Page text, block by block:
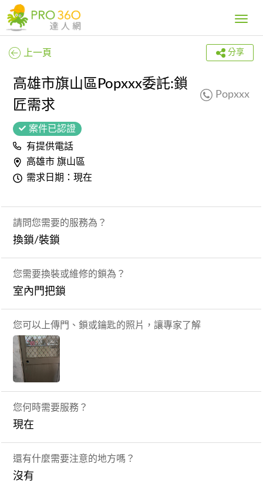
Toggle
上一頁 分享
高雄市旗山區Popxxx委託:鎖
匠需求
Popxxx
案件已認證
有提供電話
高雄市 旗山區
需求日期：現在
請問您需要的服務為？
換鎖/裝鎖
您需要換裝或維修的鎖為？
室內門把鎖
您可以上傳門、鎖或鑰匙的照片，讓專家了解
您何時需要服務？
現在
還有什麼需要注意的地方嗎？
沒有